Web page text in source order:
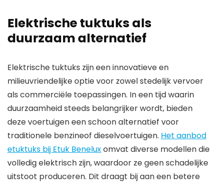
Elektrische tuktuks als
duurzaam alternatief
Elektrische tuktuks zijn een innovatieve en
milieuvriendelijke optie voor zowel stedelijk vervoer
als commerciële toepassingen. In een tijd waarin
duurzaamheid steeds belangrijker wordt, bieden
deze voertuigen een schoon alternatief voor
traditionele benzineof dieselvoertuigen. Het aanbod
etuktuks bij Etuk Beneluxomvat diverse modellen die
volledig elektrisch zijn, waardoor ze geen schadelijke
uitstoot produceren. Dit draagt bij aan een betere